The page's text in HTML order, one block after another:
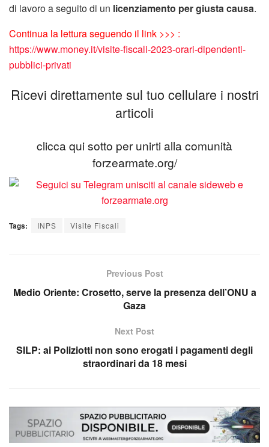
di lavoro a seguito di un licenziamento per giusta causa.
Continua la lettura seguendo il link >>> :
https://www.money.it/visite-fiscali-2023-orari-dipendenti-
pubblici-privati
Ricevi direttamente sul tuo cellulare i nostri
articoli
clicca qui sotto per unirti alla comunità
forzearmate.org/
Tags: INPS Visite Fiscali
Previous Post
Medio Oriente: Crosetto, serve la presenza dell’ONU a
Gaza
Next Post
SILP: ai Poliziotti non sono erogati i pagamenti degli
straordinari da 18 mesi